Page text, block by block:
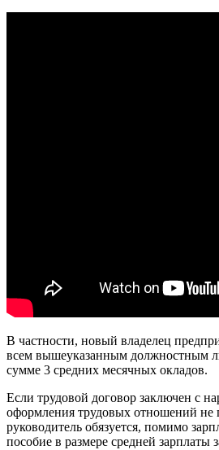
В частности, новый владелец
всем вышеуказанным должностным
сумме 3 средних месячных окладов.
Если трудовой договор заключен с
оформления трудовых отношений не
руководитель обязуется, помимо
пособие в размере средней зарплаты